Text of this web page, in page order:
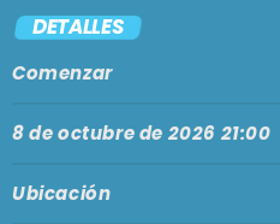
BARCELONA
MALLORCA
PODCASTS
TIENDA
EN VIVO AHORA!
DETALLES
Comenzar
8 de octubre de 2026 21:00
Ubicación